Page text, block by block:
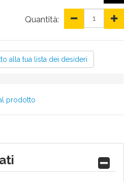
Quantità:
alla tua lista dei desideri
prodotto